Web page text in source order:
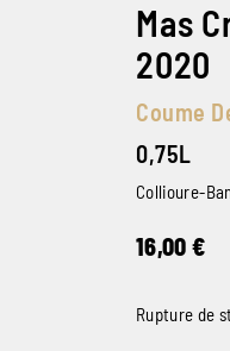
Mas
2020
Coume
0,75L
Collioure-
16,00 €
Rupture de